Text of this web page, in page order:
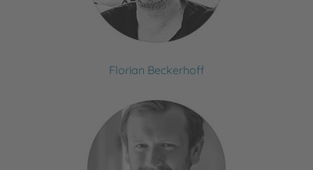
Florian Beckerhoff